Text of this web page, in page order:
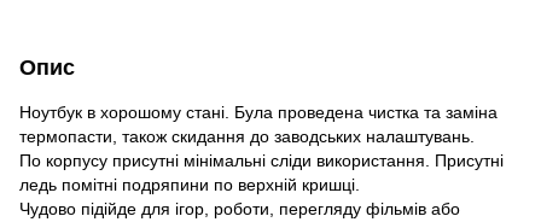
Опис
Ноутбук в хорошому стані. Була проведена чистка та заміна
термопасти, також скидання до заводських налаштувань.
По корпусу присутні мінімальні сліди використання. Присутні
ледь помітні подряпини по верхній кришці.
Чудово підійде для ігор, роботи, перегляду фільмів або